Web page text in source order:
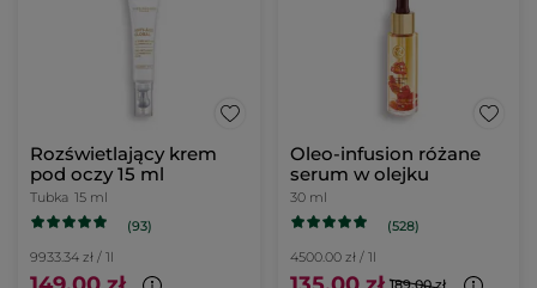
Rozświetlający krem
pod oczy 15 ml
Tubka 15 ml
(93)
9933.34 zł / 1l
Oleo-infusion różane
serum w olejku
30 ml
(528)
4500.00 zł / 1l
189.00 zł